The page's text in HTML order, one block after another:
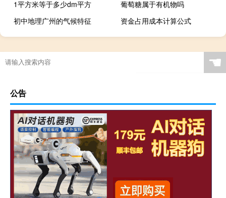
1平方米等于多少dm平方
葡萄糖属于有机物吗
初中地理广州的气候特征
资金占用成本计算公式
☚
公告